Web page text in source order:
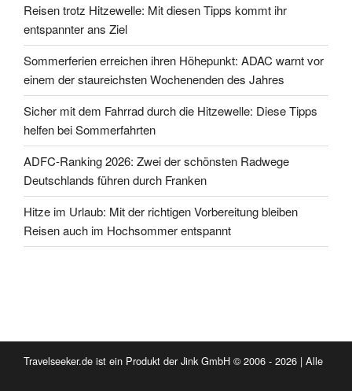
Reisen trotz Hitzewelle: Mit diesen Tipps kommt ihr
entspannter ans Ziel
Sommerferien erreichen ihren Höhepunkt: ADAC warnt vor
einem der staureichsten Wochenenden des Jahres
Sicher mit dem Fahrrad durch die Hitzewelle: Diese Tipps
helfen bei Sommerfahrten
ADFC-Ranking 2026: Zwei der schönsten Radwege
Deutschlands führen durch Franken
Hitze im Urlaub: Mit der richtigen Vorbereitung bleiben
Reisen auch im Hochsommer entspannt
Travelseeker.de ist ein Produkt der Jink GmbH © 2006 - 2026 | Alle